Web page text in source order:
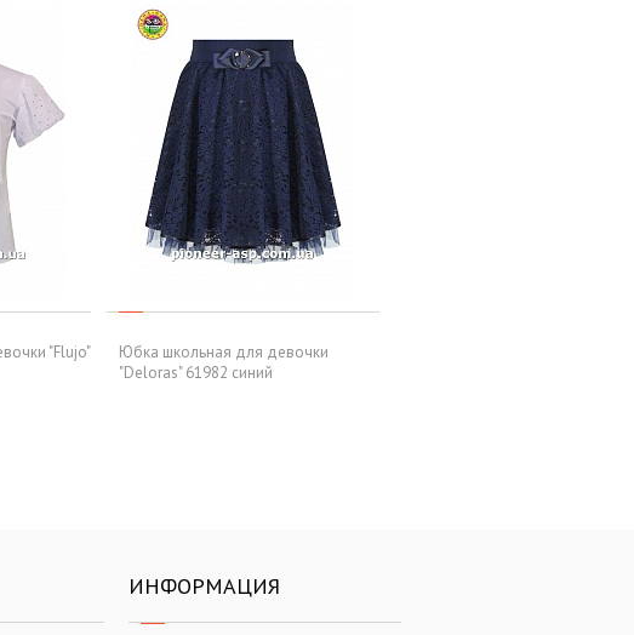
"Flujo"
Юбка школьная для девочки
"Deloras" 61982 синий
ИНФОРМАЦИЯ